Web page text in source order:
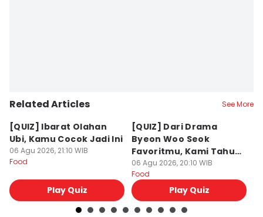
Related Articles See More
[QUIZ] Ibarat Olahan
Ubi, Kamu Cocok Jadi Ini
06 Agu 2026, 21:10 WIB
Food
Play Quiz
[QUIZ] Dari Drama
Byeon Woo Seok
Favoritmu, Kami Tahu
Makanan yang Cocok
untukmu
06 Agu 2026, 20:10 WIB
Food
Play Quiz